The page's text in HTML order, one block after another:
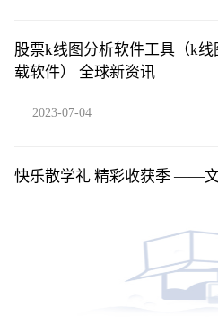
股票k线图分析软件工具（k线
载软件） 全球新资讯
2023-07-04
快乐散学礼 精彩收获季 ——